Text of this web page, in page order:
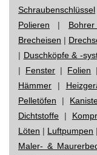
Schraubenschlüssel
Polieren |
Brecheisen |
| Duschköpfe & -
| Fenster | Folien
Hämmer |
Pelletöfen |
Dichtstoffe |
Löten | Luftpumpen |
Maler- &